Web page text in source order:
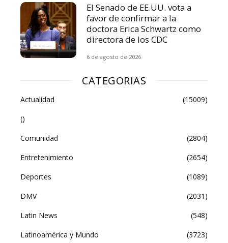
El Senado de EE.UU. vota a
favor de confirmar a la
doctora Erica Schwartz como
directora de los CDC
6 de agosto de 2026
CATEGORIAS
Actualidad
(15009)
()
Comunidad
(2804)
Entretenimiento
(2654)
Deportes
(1089)
DMV
(2031)
Latin News
(548)
Latinoamérica y Mundo
(3723)